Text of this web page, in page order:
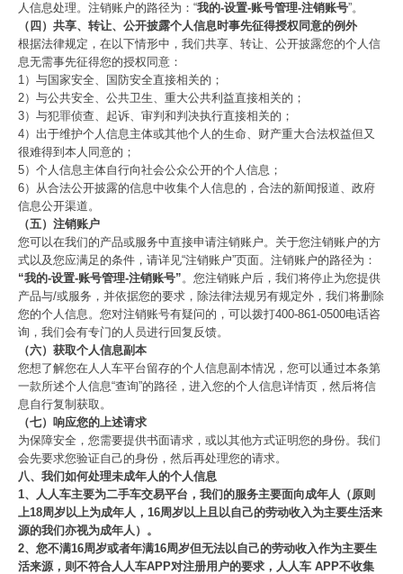
人信息处理。注销账户的路径为：“我的-设置-账号管理-注销账号”。
（四）共享、转让、公开披露个人信息时事先征得授权同意的例外
根据法律规定，在以下情形中，我们共享、转让、公开披露您的个人信
息无需事先征得您的授权同意：
1）与国家安全、国防安全直接相关的；
2）与公共安全、公共卫生、重大公共利益直接相关的；
3）与犯罪侦查、起诉、审判和判决执行直接相关的；
4）出于维护个人信息主体或其他个人的生命、财产重大合法权益但又
很难得到本人同意的；
5）个人信息主体自行向社会公众公开的个人信息；
6）从合法公开披露的信息中收集个人信息的，合法的新闻报道、政府
信息公开渠道。
（五）注销账户
您可以在我们的产品或服务中直接申请注销账户。关于您注销账户的方
式以及您应满足的条件，请详见“注销账户”页面。注销账户的路径为：
“我的-设置-账号管理-注销账号”。您注销账户后，我们将停止为您提供
产品与/或服务，并依据您的要求，除法律法规另有规定外，我们将删除
您的个人信息。您对注销账号有疑问的，可以拨打400-861-0500电话咨
询，我们会有专门的人员进行回复反馈。
（六）获取个人信息副本
您想了解您在人人车平台留存的个人信息副本情况，您可以通过本条第
一款所述个人信息“查询”的路径，进入您的个人信息详情页，然后将信
息自行复制获取。
（七）响应您的上述请求
为保障安全，您需要提供书面请求，或以其他方式证明您的身份。我们
会先要求您验证自己的身份，然后再处理您的请求。
八、我们如何处理未成年人的个人信息
1、人人车主要为二手车交易平台，我们的服务主要面向成年人（原则
上18周岁以上为成年人，16周岁以上且以自己的劳动收入为主要生活来
源的我们亦视为成年人）。
2、您不满16周岁或者年满16周岁但无法以自己的劳动收入作为主要生
活来源，则不符合人人车APP对注册用户的要求，人人车 APP不收集